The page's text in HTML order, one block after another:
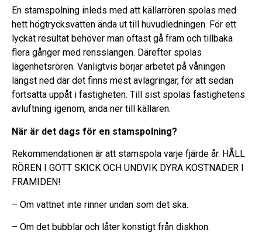
En stamspolning inleds med att källarrören spolas med
hett högtrycksvatten ända ut till huvudledningen. För ett
lyckat resultat behöver man oftast gå fram och tillbaka
flera gånger med rensslangen. Därefter spolas
lägenhetsrören. Vanligtvis börjar arbetet på våningen
längst ned där det finns mest avlagringar, för att sedan
fortsatta uppåt i fastigheten. Till sist spolas fastighetens
avluftning igenom, ända ner till källaren.
När är det dags för en stamspolning?
Rekommendationen är att stamspola varje fjärde år. HÅLL
RÖREN I GOTT SKICK OCH UNDVIK DYRA KOSTNADER I
FRAMIDEN!
– Om vattnet inte rinner undan som det ska.
– Om det bubblar och låter konstigt från diskhon.